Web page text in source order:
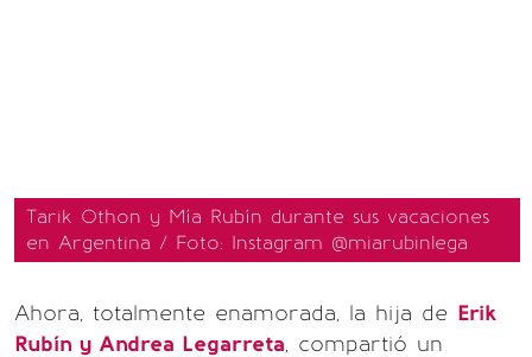
Tarik Othon y Mía Rubín durante sus vacaciones
en Argentina / Foto: Instagram @miarubinlega
Ahora, totalmente enamorada, la hija de Erik
Rubín y Andrea Legarreta, compartió un